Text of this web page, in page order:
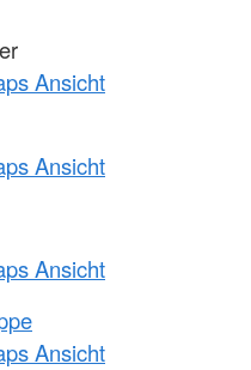
Ansicht
Ansicht
Ansicht
Ansicht